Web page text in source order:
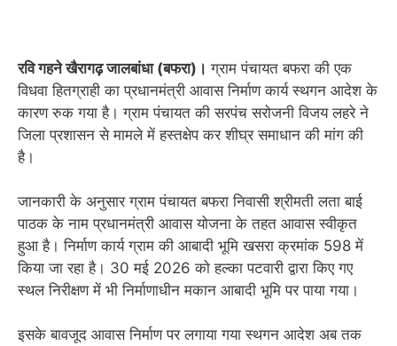
रवि गहने खैरागढ़ जालबांधा (बफरा)। ग्राम पंचायत बफरा की एक
विधवा हितग्राही का प्रधानमंत्री आवास निर्माण कार्य स्थगन आदेश के
कारण रुक गया है। ग्राम पंचायत की सरपंच सरोजनी विजय लहरे ने
जिला प्रशासन से मामले में हस्तक्षेप कर शीघ्र समाधान की मांग की
है।
जानकारी के अनुसार ग्राम पंचायत बफरा निवासी श्रीमती लता बाई
पाठक के नाम प्रधानमंत्री आवास योजना के तहत आवास स्वीकृत
हुआ है। निर्माण कार्य ग्राम की आबादी भूमि खसरा क्रमांक 598 में
किया जा रहा है। 30 मई 2026 को हल्का पटवारी द्वारा किए गए
स्थल निरीक्षण में भी निर्माणाधीन मकान आबादी भूमि पर पाया गया।
इसके बावजूद आवास निर्माण पर लगाया गया स्थगन आदेश अब तक